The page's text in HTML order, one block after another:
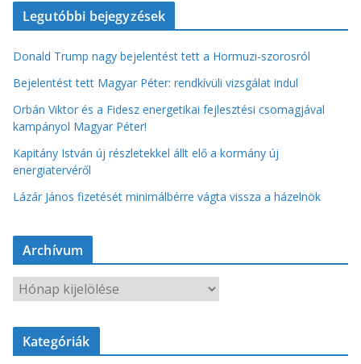
Legutóbbi bejegyzések
Donald Trump nagy bejelentést tett a Hormuzi-szorosról
Bejelentést tett Magyar Péter: rendkívüli vizsgálat indul
Orbán Viktor és a Fidesz energetikai fejlesztési csomagjával
kampányol Magyar Péter!
Kapitány István új részletekkel állt elő a kormány új
energiatervéről
Lázár János fizetését minimálbérre vágta vissza a házelnök
Archívum
r
c
Kategóriák